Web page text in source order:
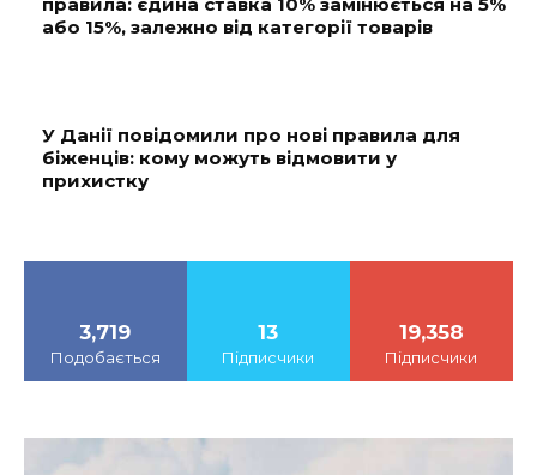
або 15%, залежно від категорії товарів
У Данії повідомили про нові правила для
біженців: кому можуть відмовити у
прихистку
3,719
Подобається
13
Підписчики
19,358
Підписчики